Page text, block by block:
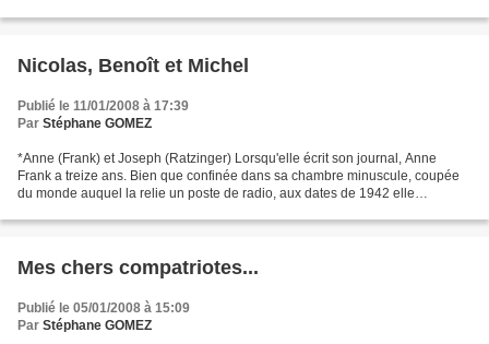
Nicolas, Benoît et Michel
Publié le 11/01/2008 à 17:39
Par Stéphane GOMEZ
*Anne (Frank) et Joseph (Ratzinger) Lorsqu'elle écrit son journal, Anne
Frank a treize ans. Bien que confinée dans sa chambre minuscule, coupée
du monde auquel la relie un poste de radio, aux dates de 1942 elle
Mes chers compatriotes...
Publié le 05/01/2008 à 15:09
Par Stéphane GOMEZ